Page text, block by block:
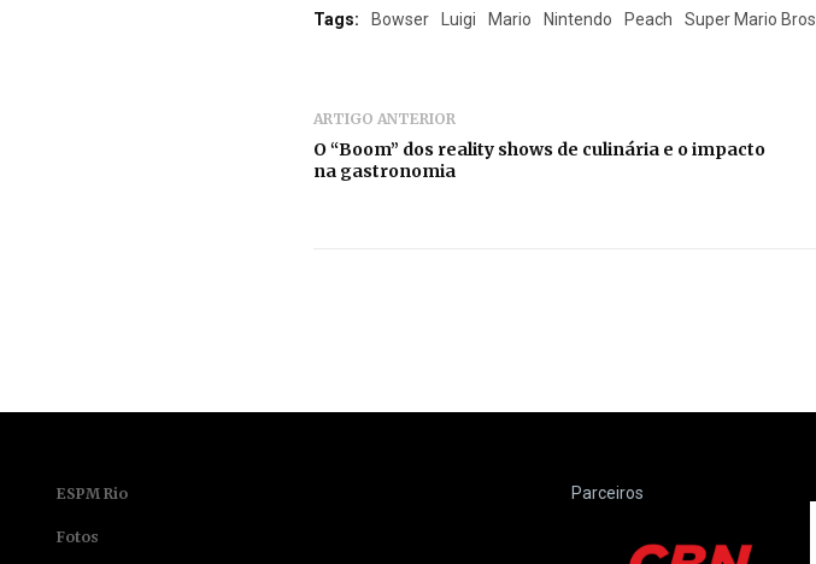
Tags: Bowser Luigi Mario Nintendo Peach Super Mario Bros.
ARTIGO ANTERIOR
O “Boom” dos reality shows de culinária e o impacto
na gastronomia
ESPM Rio
Fotos
Parceiros